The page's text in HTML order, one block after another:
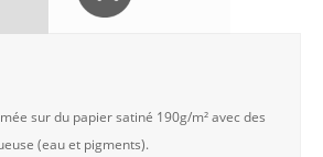
sur du papier satiné 190g/m² avec des
(eau et pigments).